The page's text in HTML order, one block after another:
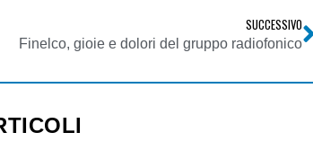
SUCCESSIVO
Finelco, gioie e dolori del gruppo radiofonico